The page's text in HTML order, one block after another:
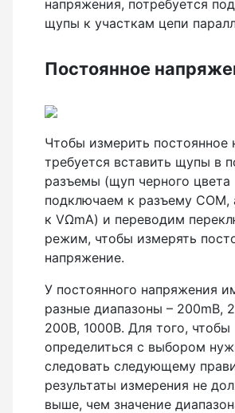
напряжения, потребуется
щупы к участкам цепи
Постоянное
Чтобы измерить постоянное
требуется вставить щупы в
разъемы (щуп черного цвета
подключаем к разъему COM,
к VΩmA) и переводим
режим, чтобы измерять
напряжение.
У постоянного напряжения
разные диапазоны – 200mB,
200B, 1000B. Для того, чтобы
определиться с выбором
следовать следующему
результаты измерения не
выше, чем значение